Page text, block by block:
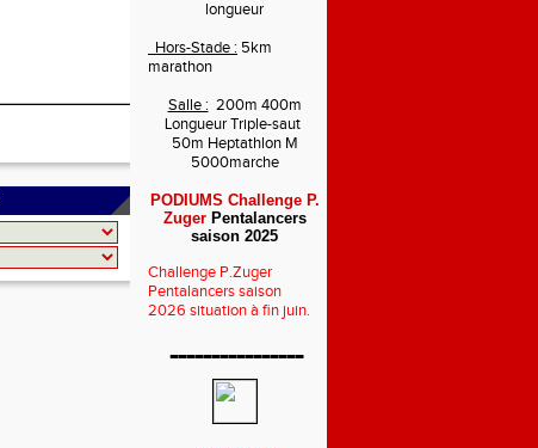
longueur
Hors-Stade : 5km
marathon
Salle : 200m 400m
Longueur Triple-saut
50m Heptathlon M
5000marche
PODIUMS Challenge P.
ZugerPentalancers
saison 2025
Challenge P.Zuger
Pentalancers saison
2026 situation à fin juin.
----------------